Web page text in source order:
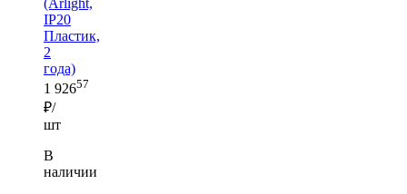
IP20
Пластик,
2
года)
1 92657
₽/
шт
В
наличии